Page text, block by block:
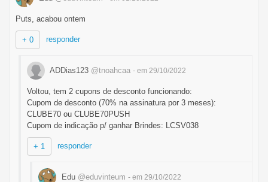
Puts, acabou ontem
+ 0 responder
ADDias123 @tnoahcaa - em 29/10/2022
Voltou, tem 2 cupons de desconto funcionando:
Cupom de desconto (70% na assinatura por 3 meses):
CLUBE70 ou CLUBE70PUSH
Cupom de indicação p/ ganhar Brindes: LCSV038
+ 1 responder
Edu @eduvinteum - em 29/10/2022